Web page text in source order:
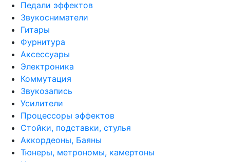
Педали эффектов
Звукосниматели
Гитары
Фурнитура
Аксессуары
Электроника
Коммутация
Звукозапись
Усилители
Процессоры эффектов
Стойки, подставки, стулья
Аккордеоны, Баяны
Тюнеры, метрономы, камертоны